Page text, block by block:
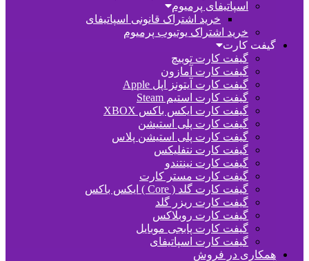
اسپاتیفای پرمیوم
خرید اشتراک قانونی اسپاتیفای
خرید اشتراک یوتیوب پرمیوم
گیفت کارت
گیفت کارت توییچ
گیفت کارت آمازون
گیفت کارت آیتونز اپل Apple
گیفت کارت استیم Steam
گیفت کارت ایکس باکس XBOX
گیفت کارت پلی استیشن
گیفت کارت پلی استیشن پلاس
گیفت کارت نتفلیکس
گیفت کارت نینتندو
گیفت کارت مستر کارت
گیفت کارت گلد ( Core ) ایکس باکس
گیفت کارت ریزر گلد
گیفت کارت روبلاکس
گیفت کارت پابجی موبایل
گیفت کارت اسپاتیفای
همکاری در فروش